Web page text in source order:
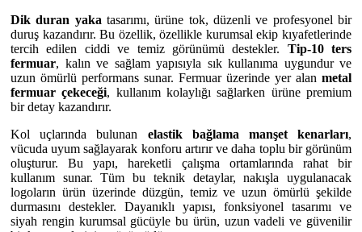
Dik duran yaka tasarımı, ürüne tok, düzenli ve profesyonel bir
duruş kazandırır. Bu özellik, özellikle kurumsal ekip kıyafetlerinde
tercih edilen ciddi ve temiz görünümü destekler. Tip-10 ters
fermuar, kalın ve sağlam yapısıyla sık kullanıma uygundur ve
uzun ömürlü performans sunar. Fermuar üzerinde yer alan metal
fermuar çekeceği, kullanım kolaylığı sağlarken ürüne premium
bir detay kazandırır.
Kol uçlarında bulunan elastik bağlama manşet kenarları,
vücuda uyum sağlayarak konforu artırır ve daha toplu bir görünüm
oluşturur. Bu yapı, hareketli çalışma ortamlarında rahat bir
kullanım sunar. Tüm bu teknik detaylar, nakışla uygulanacak
logoların ürün üzerinde düzgün, temiz ve uzun ömürlü şekilde
durmasını destekler. Dayanıklı yapısı, fonksiyonel tasarımı ve
siyah rengin kurumsal gücüyle bu ürün, uzun vadeli ve güvenilir